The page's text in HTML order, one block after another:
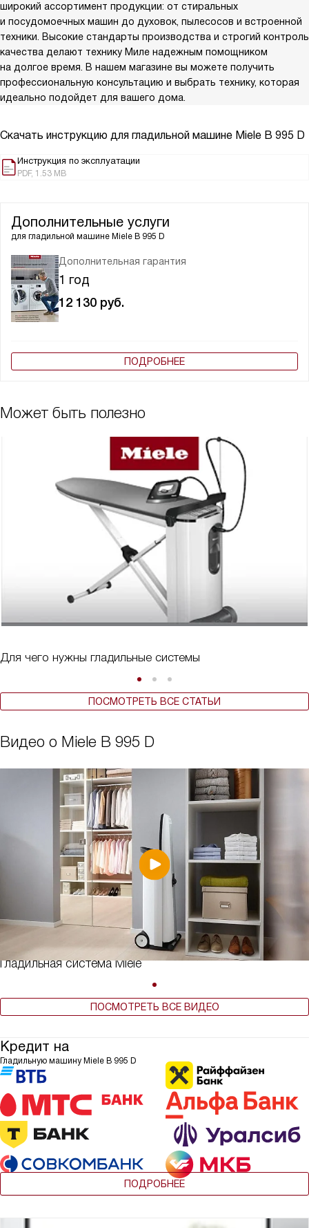
широкий ассортимент продукции: от стиральных
и посудомоечных машин до духовок, пылесосов и встроенной
техники. Высокие стандарты производства и строгий контроль
качества делают технику Миле надежным помощником
на долгое время. В нашем магазине вы можете получить
профессиональную консультацию и выбрать технику, которая
идеально подойдет для вашего дома.
Скачать инструкцию для гладильной машине Miele B 995 D
Инструкция по эксплуатации
PDF, 1.53 MB
Дополнительные услуги
для гладильной машине Miele B 995 D
Дополнительная гарантия
1 год
12 130 руб.
ПОДРОБНЕЕ
Может быть полезно
Для чего нужны гладильные системы
ПОСМОТРЕТЬ ВСЕ СТАТЬИ
Видео о Miele B 995 D
Гладильная система Miele
ПОСМОТРЕТЬ ВСЕ ВИДЕО
Кредит на
Гладильную машину Miele B 995 D
ПОДРОБНЕЕ